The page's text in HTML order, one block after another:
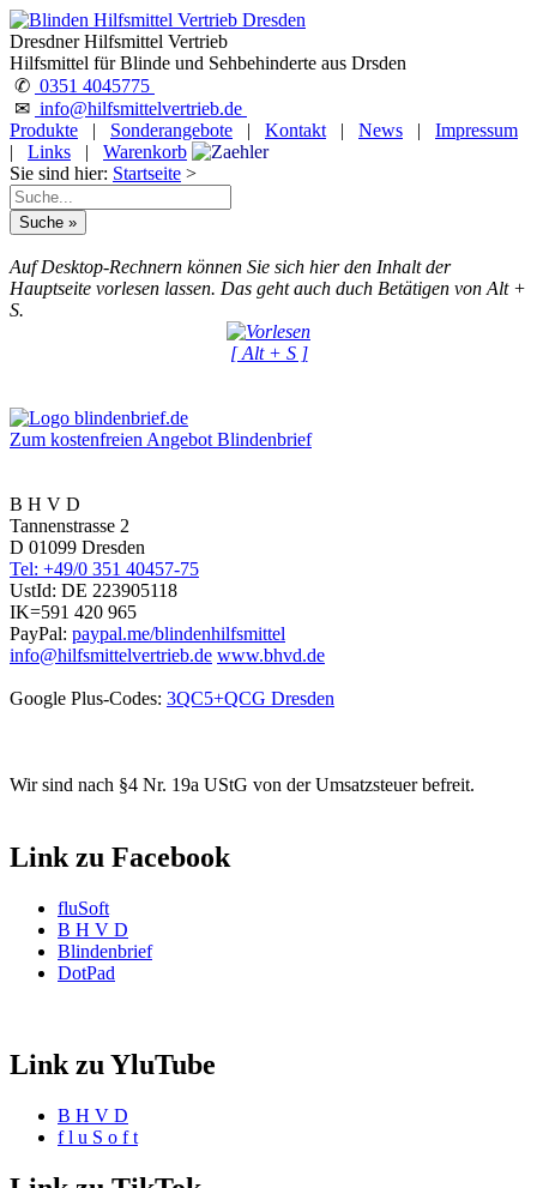
Dresdner Hilfsmittel Vertrieb
Hilfsmittel für Blinde und Sehbehinderte aus Drsden
✆ 0351 4045775
✉ info@hilfsmittelvertrieb.de
Produkte
| Sonderangebote | Kontakt | News |
Impressum
|
Links |
Warenkorb
Sie sind hier: Startseite >
Auf Desktop-Rechnern können Sie sich hier den Inhalt der
Hauptseite vorlesen lassen. Das geht auch duch Betätigen von Alt +
S.
[ Alt + S ]
Zum kostenfreien Angebot Blindenbrief
B H V D
Tannenstrasse 2
D 01099 Dresden
Tel: +49/0 351 40457-75
UstId: DE 223905118
IK=591 420 965
PayPal: paypal.me/blindenhilfsmittel
info@hilfsmittelvertrieb.de www.bhvd.de
Google Plus-Codes: 3QC5+QCG Dresden
Wir sind nach §4 Nr. 19a UStG von der Umsatzsteuer befreit.
Link zu Facebook
fluSoft
B H V D
Blindenbrief
DotPad
Link zu YluTube
B H V D
f l u S o f t